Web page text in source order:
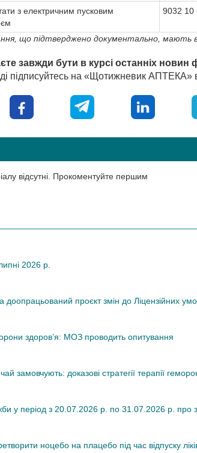
з електричним пусковим
9032 10
що підтверджено документально, мають
завжди бути в курсі останніх новин
підписуйтесь на «Щотижневик АПТЕКА»
відсутні. Прокоментуйте першим
2026 р.
проєкт змін до Ліцензійних
здоров’я: МОЗ проводить опитування
замовчують: доказові стратегії терапії
у період з 20.07.2026 р. по 31.07.2026 р. про
ноцебо на плацебо під час відпуску